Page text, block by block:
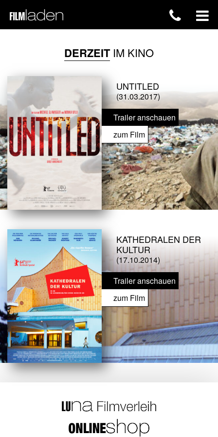
DERZEITIM KINO
UNTITLED
(31.03.2017)
Trailer anschauen
zum Film
KATHEDRALEN DER
KULTUR
(17.10.2014)
Trailer anschauen
zum Film